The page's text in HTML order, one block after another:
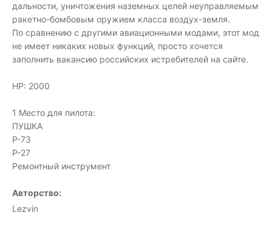
дальности, уничтожения наземных целей неуправляемым
ракетно-бомбовым оружием класса воздух-земля.
По сравнению с другими авиационными модами, этот мод
не имеет никаких новых функций, просто хочется
заполнить вакансию российских истребителей на сайте.
HP: 2000
1 Место для пилота:
ПУШКА
Р-73
Р-27
Ремонтный инструмент
Авторство:
Lezvin